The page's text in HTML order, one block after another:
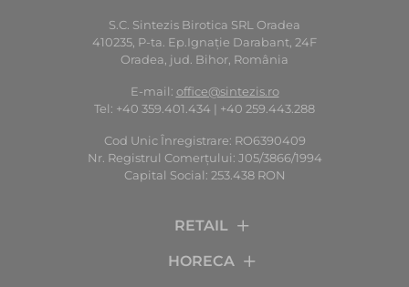
S.C. Sintezis Birotica SRL Oradea
410235, P-ta. Ep.Ignaţie Darabant, 24F
Oradea, jud. Bihor, România
E-mail: office@sintezis.ro
Tel: +40 359.401.434 | +40 259.443.288
Cod Unic Înregistrare: RO6390409
Nr. Registrul Comerţului: J05/3866/1994
Capital Social: 253.438 RON
RETAIL
HORECA